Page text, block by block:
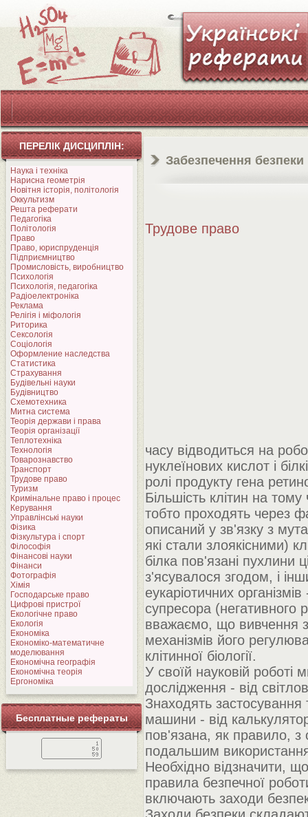
ПЕРЕЛІК ДИСЦИПЛІН:
Наука і техніка
Нарисна геометрія
Новітня історія, політологія
Оккультизм
Решта реферати
Педагогіка
Політологія
Право
Право, юриспруденція
Підприємництво
Промисловість, виробництво
Психологія
Психологія, педагогіка
Радіоелектроніка
Реклама
Релігія і міфологія
Риторика
Сексологія
Соціологія
Оформление наследства
Статистика
Страхування
Будівельні науки
Будівництво
Схемотехника
Митна система
Теорія держави і права
Теорія організації
Теплотехніка
Технологія
Товарознавство
Транспорт
Трудове право
Туризм
Кримінальне право і процес
Керування
Управлінські науки
Фізика
Фізкультура і спорт
Філософія
Фінансові науки
Фінанси
Фотографія
Хімія
Господарське право
Цифрові пристрої
Екологічне право
Екологія
Економіка
Економіко-математичне
моделювання
Економічна географія
Економічна теорія
Ергономіка
Бесплатные рефераты
Забезпечення
Трудове право
часу відводиться на
нуклеїнових кислот і
ролі продукту гена
Більшість клітин на
тобто проходять через
описаний у зв'язку з
які стали злоякісними)
білка пов'язані пухлини
з'ясувалося згодом, і
еукаріотичних
супресора (негативного
вважаємо, що вивчення
механізмів його
клітинної біології.
У своїй науковій роботі
дослідження - від
Знаходять застосування
машини - від
пов'язана, як правило,
подальшим використання
Необхідно відзначити, що
правила безпечної
включають заходи